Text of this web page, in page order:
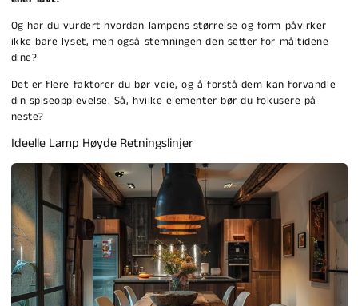
Og har du vurdert hvordan lampens størrelse og form påvirker
ikke bare lyset, men også stemningen den setter for måltidene
dine?
Det er flere faktorer du bør veie, og å forstå dem kan forvandle
din spiseopplevelse. Så, hvilke elementer bør du fokusere på
neste?
Ideelle Lamp Høyde Retningslinjer